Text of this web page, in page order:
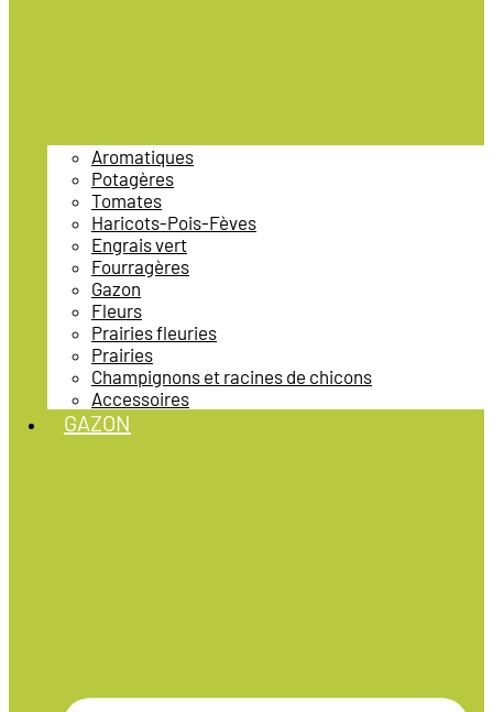
Aromatiques
Potagères
Tomates
Haricots-Pois-Fèves
Engrais vert
Fourragères
Gazon
Fleurs
Prairies fleuries
Prairies
Champignons et racines de chicons
Accessoires
GAZON